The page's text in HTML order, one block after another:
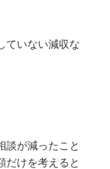
ていない減収な
談が減ったこと
だけを考えると